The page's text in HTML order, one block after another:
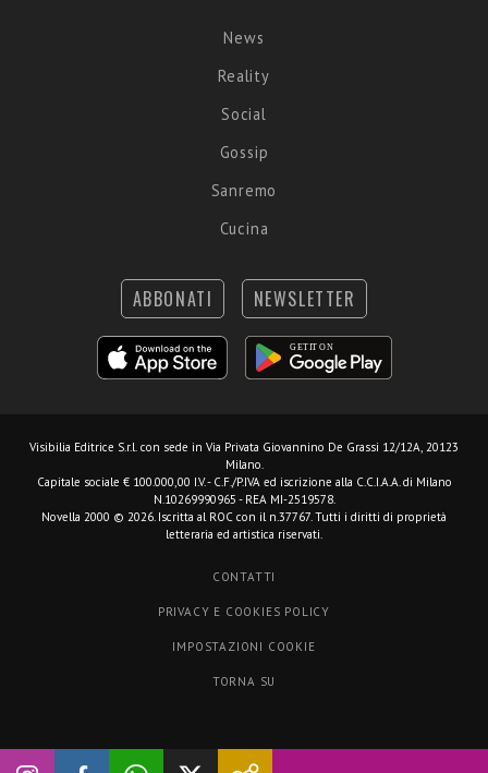
News
Reality
Social
Gossip
Sanremo
Cucina
ABBONATI NEWSLETTER
Visibilia Editrice S.r.l. con sede in Via Privata Giovannino De Grassi 12/12A, 20123
Milano.
Capitale sociale € 100.000,00 I.V. - C.F./P.IVA ed iscrizione alla C.C.I.A.A. di Milano
N.10269990965 - REA MI-2519578.
Novella 2000 © 2026. Iscritta al ROC con il n.37767. Tutti i diritti di proprietà
letteraria ed artistica riservati.
CONTATTI
PRIVACY E COOKIES POLICY
IMPOSTAZIONI COOKIE
TORNA SU